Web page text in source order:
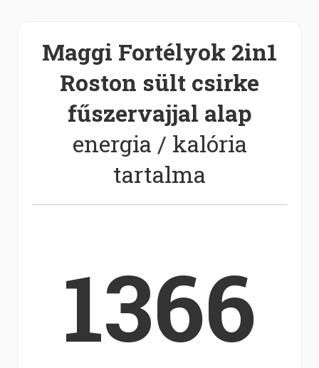
Maggi Fortélyok 2in1
Roston sült csirke
fűszervajjal alap
energia / kalória
tartalma
1366